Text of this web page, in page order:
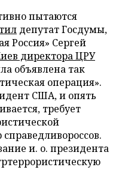
пытаются
депутат Госдумы,
Россия» Сергей
директора ЦРУ
объявлена так
операция».
США, и опять
требует
и. о. президента